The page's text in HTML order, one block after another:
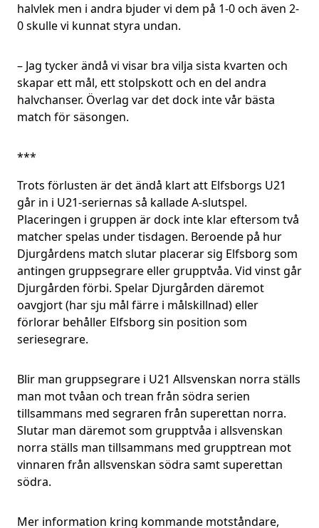
halvlek men i andra bjuder vi dem på 1-0 och även 2-
0 skulle vi kunnat styra undan.
– Jag tycker ändå vi visar bra vilja sista kvarten och
skapar ett mål, ett stolpskott och en del andra
halvchanser. Överlag var det dock inte vår bästa
match för säsongen.
***
Trots förlusten är det ändå klart att Elfsborgs U21
går in i U21-seriernas så kallade A-slutspel.
Placeringen i gruppen är dock inte klar eftersom två
matcher spelas under tisdagen. Beroende på hur
Djurgårdens match slutar placerar sig Elfsborg som
antingen gruppsegrare eller grupptvåa. Vid vinst går
Djurgården förbi. Spelar Djurgården däremot
oavgjort (har sju mål färre i målskillnad) eller
förlorar behåller Elfsborg sin position som
seriesegrare.
Blir man gruppsegrare i U21 Allsvenskan norra ställs
man mot tvåan och trean från södra serien
tillsammans med segraren från superettan norra.
Slutar man däremot som grupptvåa i allsvenskan
norra ställs man tillsammans med grupptrean mot
vinnaren från allsvenskan södra samt superettan
södra.
Mer information kring kommande motståndare,